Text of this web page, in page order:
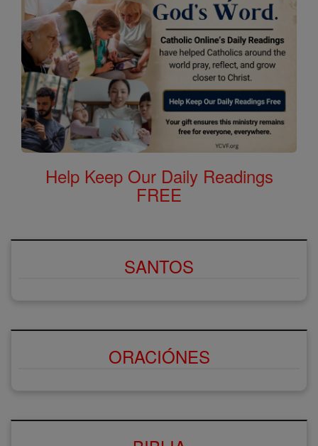
Help Keep Our Daily Readings
FREE
SANTOS
ORACIÓNES